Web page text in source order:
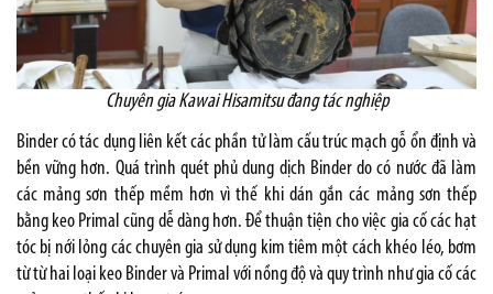
Chuyên gia Kawai Hisamitsu đang tác nghiệp
Binder có tác dụng liên kết các phần tử làm cấu trúc mạch gỗ ổn định và
bền vững hơn. Quá trình quét phủ dung dịch Binder do có nước đã làm
các mảng sơn thếp mềm hơn vì thế khi dán gắn các mảng sơn thếp
bằng keo Primal cũng dễ dàng hơn. Để thuận tiện cho việc gia cố các hạt
tóc bị nới lỏng các chuyên gia sử dụng kim tiêm một cách khéo léo, bơm
từ từ hai loại keo Binder và Primal với nồng độ và quy trình như gia cố các